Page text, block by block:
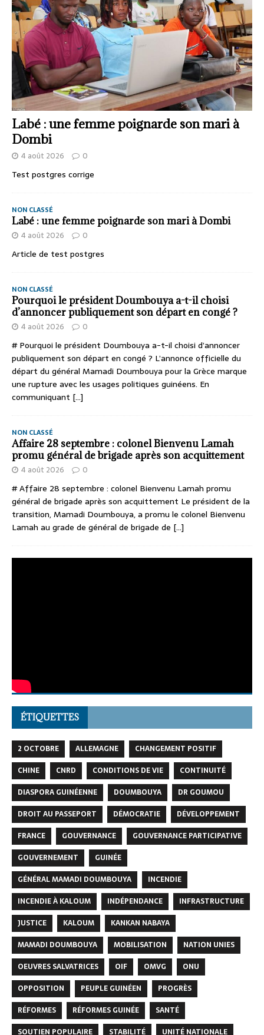
Labé : une femme poignarde son mari à
Dombi
4 août 2026 0
Test postgres corrige
NON CLASSÉ
Labé : une femme poignarde son mari à Dombi
4 août 2026 0
Article de test postgres
NON CLASSÉ
Pourquoi le président Doumbouya a-t-il choisi
d’annoncer publiquement son départ en congé ?
4 août 2026 0
# Pourquoi le président Doumbouya a-t-il choisi d’annoncer
publiquement son départ en congé ? L’annonce officielle du
départ du général Mamadi Doumbouya pour la Grèce marque
une rupture avec les usages politiques guinéens. En
communiquant [...]
NON CLASSÉ
Affaire 28 septembre : colonel Bienvenu Lamah
promu général de brigade après son acquittement
4 août 2026 0
# Affaire 28 septembre : colonel Bienvenu Lamah promu
général de brigade après son acquittement Le président de la
transition, Mamadi Doumbouya, a promu le colonel Bienvenu
Lamah au grade de général de brigade de [...]
ÉTIQUETTES
2 OCTOBRE ALLEMAGNE
CHANGEMENT POSITIF
CHINE
CNRD CONDITIONS DE VIE
CONTINUITÉ
DIASPORA GUINÉENNE
DOUMBOUYA
DR GOUMOU
DROIT AU PASSEPORT
DÉMOCRATIE
DÉVELOPPEMENT
FRANCE
GOUVERNANCE
GOUVERNANCE PARTICIPATIVE
GOUVERNEMENT
GUINÉE
GÉNÉRAL MAMADI DOUMBOUYA
INCENDIE
INCENDIE À KALOUM
INDÉPENDANCE
INFRASTRUCTURE
JUSTICE
KALOUM
KANKAN NABAYA
MAMADI DOUMBOUYA
MOBILISATION
NATION UNIES
OEUVRES SALVATRICES
OIF OMVG
ONU
OPPOSITION
PEUPLE GUINÉEN
PROGRÈS
RÉFORMES
RÉFORMES GUINÉE
SANTÉ
SOUTIEN POPULAIRE
STABILITÉ
UNITÉ NATIONALE